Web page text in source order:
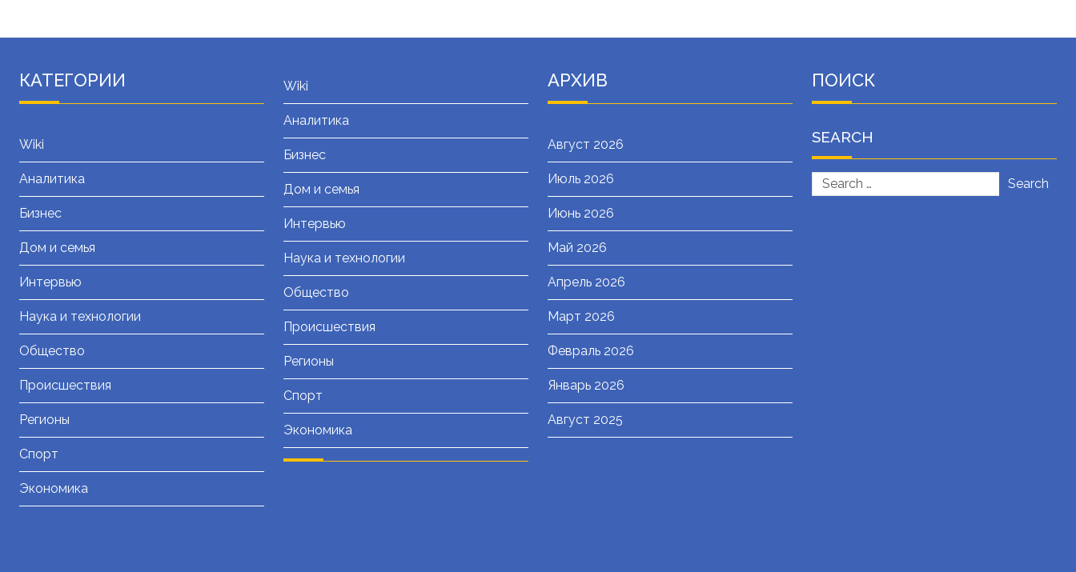
КАТЕГОРИИ
Wiki
Аналитика
Бизнес
Дом и семья
Интервью
Наука и технологии
Общество
Происшествия
Регионы
Спорт
Экономика
Wiki
Аналитика
Бизнес
Дом и семья
Интервью
Наука и технологии
Общество
Происшествия
Регионы
Спорт
Экономика
АРХИВ
Август 2026
Июль 2026
Июнь 2026
Май 2026
Апрель 2026
Март 2026
Февраль 2026
Январь 2026
Август 2025
ПОИСК
SEARCH
Search